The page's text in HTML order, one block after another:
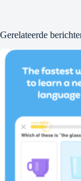
Gerelateerde